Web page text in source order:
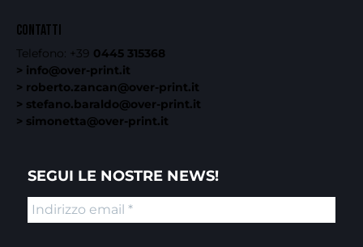
CONTATTI
Telefono: +39 0445 315368
> info@over-print.it
> roberto.zancan@over-print.it
> stefano.baraldo@over-print.it
> simonetta@over-print.it
SEGUI LE NOSTRE NEWS!